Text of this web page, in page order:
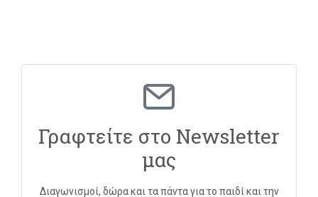
Γραφτείτε στο Newsletter
μας
Διαγωνισμοί, δώρα και τα πάντα για το παιδί και την